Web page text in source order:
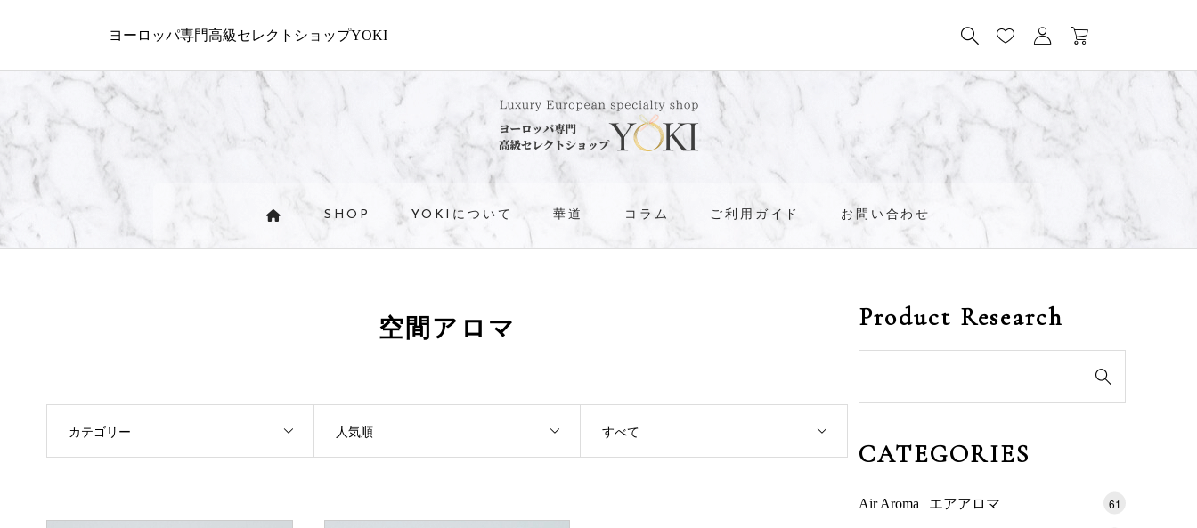
ヨーロッパ専門高級セレクトショップYOKI
SHOP YOKIについて 華道 コラム ご利用ガイド お問い合わせ
空間アロマ
カテゴリー 人気順 すべて
Product Research

CATEGORIES
Air Aroma | エアアロマ 61